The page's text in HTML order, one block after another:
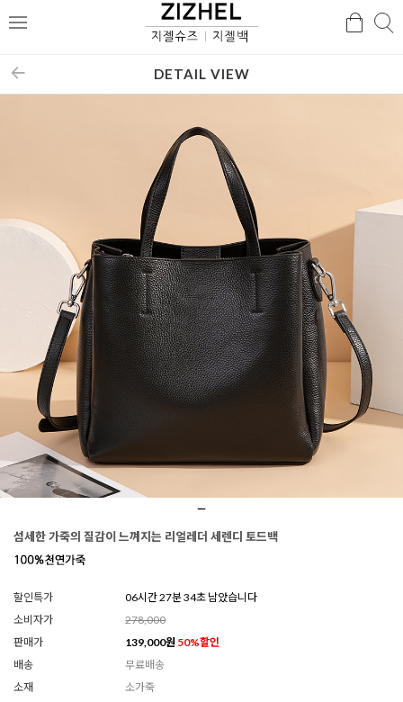
메
검
DETAIL VIEW
섬세한 가죽의 질감이 느껴지는 리얼레더 세렌디 토드백
할인특가
06시간 27분 30초 남았습니다
소비자가
278,000
판매가
139,000원 50%할인
배송
무료배송
소재
소가죽